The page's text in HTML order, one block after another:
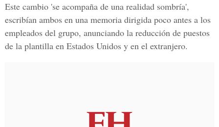
Este cambio 'se acompaña de una realidad sombría',
escribían ambos en una memoria dirigida poco antes a los
empleados del grupo, anunciando la reducción de puestos
de la plantilla en Estados Unidos y en el extranjero.